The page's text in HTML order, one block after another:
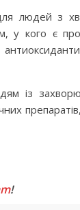
людей з
у кого є
із
!